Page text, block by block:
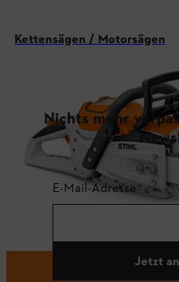
Kettensägen / Motorsägen
Nichts mehr
E-Mail-Adresse
Jetzt